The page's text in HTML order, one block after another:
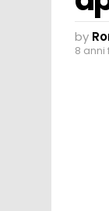
by
8 anni